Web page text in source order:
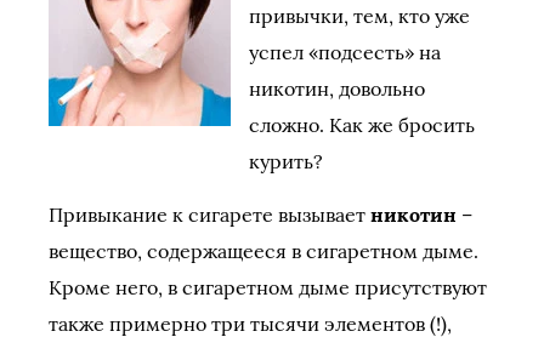
привычки, тем, кто уже
успел «подсесть» на
никотин, довольно
сложно. Как же бросить
курить?
Привыкание к сигарете вызывает никотин –
вещество, содержащееся в сигаретном дыме.
Кроме него, в сигаретном дыме присутствуют
также примерно три тысячи элементов (!),